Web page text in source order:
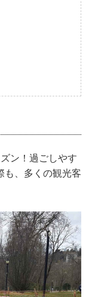
ン！過ごしやす
も、多くの観光客